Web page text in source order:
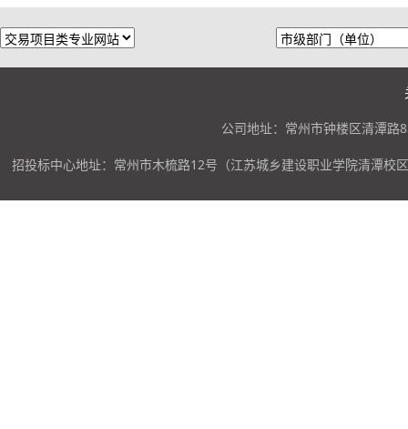
公司地址：常州市钟楼区清潭路
招投标中心地址：常州市木梳路12号（江苏城乡建设职业学院清潭校